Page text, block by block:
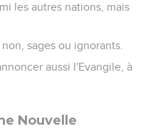
les autres nations, mais
sages ou ignorants.
aussi l'Evangile, à
Nouvelle